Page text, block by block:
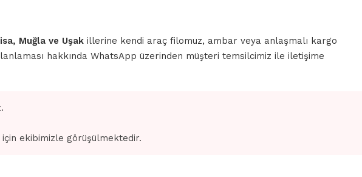
Muğla ve Uşak illerine kendi araç filomuz, ambar veya anlaşmalı kargo
hakkında WhatsApp üzerinden müşteri temsilcimiz ile iletişime
ekibimizle görüşülmektedir.